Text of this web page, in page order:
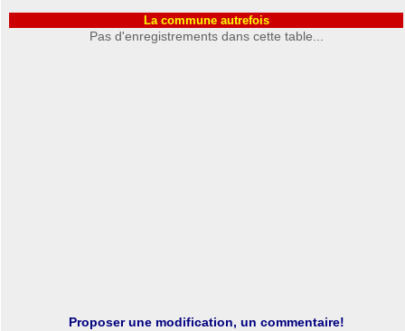
La commune autrefois
Pas d'enregistrements dans cette table...
Proposer une modification, un commentaire!